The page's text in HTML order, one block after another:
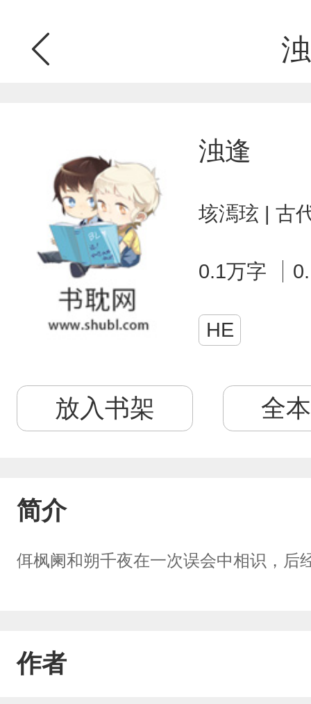
浊逢
垓漹玹 | 古
0.1万字
HE
放入书架 全
简介
佴枫阑和朔千夜在一次误会中相识，后
作者